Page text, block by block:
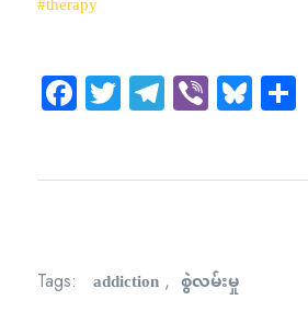
FacebookTwitter TelegramViber Bluesky
Tags: addiction , စွဲလမ်းမှု